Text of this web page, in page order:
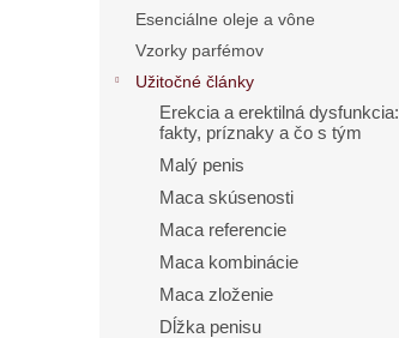
Esenciálne oleje a vône
Vzorky parfémov
Užitočné články
Erekcia a erektilná dysfunkcia:
fakty, príznaky a čo s tým
Malý penis
Maca skúsenosti
Maca referencie
Maca kombinácie
Maca zloženie
Dĺžka penisu